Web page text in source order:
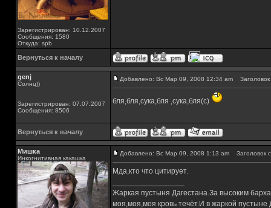
Зарегистрирован: 10.12.2007
Сообщения: 1580
Откуда: spb
Вернуться к началу
genj
Солнц))
Зарегистрирован: 07.07.2007
Сообщения: 8506
Добавлено: Вс Мар 09, 2008 12:34 am
бля,бля,сука,бля ,сука,бля(с)
Вернуться к началу
Мишка
Инкогнитивная какашка
Добавлено: Вс Мар 09, 2008 1:13 am Заголовок
Мда,кто что цитирует.
Жаркая пустыня Дагестана.За высоким
моя,моя,моя кровь течёт.И в жаркой